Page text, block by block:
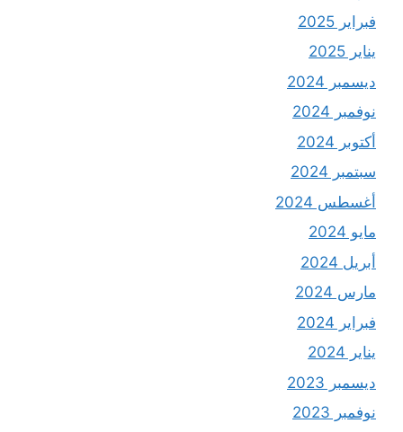
فبراير 2025
يناير 2025
ديسمبر 2024
نوفمبر 2024
أكتوبر 2024
سبتمبر 2024
أغسطس 2024
مايو 2024
أبريل 2024
مارس 2024
فبراير 2024
يناير 2024
ديسمبر 2023
نوفمبر 2023